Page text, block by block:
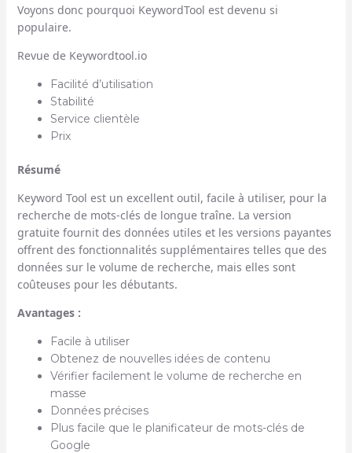
Voyons donc pourquoi KeywordTool est devenu si
populaire.
Revue de Keywordtool.io
Facilité d’utilisation
Stabilité
Service clientèle
Prix
Résumé
Keyword Tool est un excellent outil, facile à utiliser, pour la
recherche de mots-clés de longue traîne. La version
gratuite fournit des données utiles et les versions payantes
offrent des fonctionnalités supplémentaires telles que des
données sur le volume de recherche, mais elles sont
coûteuses pour les débutants.
Avantages :
Facile à utiliser
Obtenez de nouvelles idées de contenu
Vérifier facilement le volume de recherche en
masse
Données précises
Plus facile que le planificateur de mots-clés de
Google